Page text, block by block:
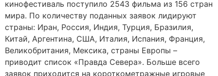
кинофестиваль поступило 2543 фильма из 156 стран
мира. По количеству поданных заявок лидируют
страны: Иран, Россия, Индия, Турция, Бразилия,
Китай, Аргентина, США, Италия, Испания, Франция,
Великобритания, Мексика, страны Европы –
приводит список «Правда Севера». Больше всего
заявок приходится на короткометражные игровые